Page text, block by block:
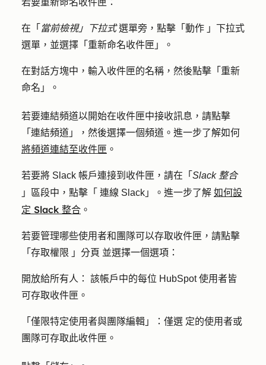
若要重新命名收件匣：
在「 當前檢視」下拉式選單旁，點擊「 動作 」 下拉式
選單，並選擇「 重新命名收件匣 」。
在對話方塊中，輸入收件匣的名稱 ，然後點擊「 重新
命名 」。
若要連結頻道以開始在收件匣中接收訊息，請點擊
「連結頻道 」，然後選擇一個頻道 。進一步了解如何
將頻道連結至收件匣 。
若要將 Slack 帳戶連接到收件匣，請在「 Slack 整合
」區段中，點擊「 連線 Slack 」。進一步了解 如何設
定 Slack 整合 。
若要管理哪些使用者和團隊可以存取收件匣，請點擊
「 存取權限 」 分頁 並選擇一個選項：
開放給所有人： 該帳戶中的每位 HubSpot 使用者皆
可存取收件匣。
「僅限特定使用者與團隊編輯」：僅選 定的使用者或
團隊可存取此收件匣。